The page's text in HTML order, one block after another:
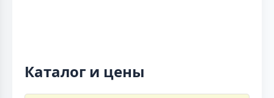
Каталог и цены